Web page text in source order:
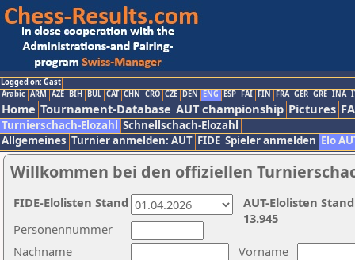
Logged on: Gast
Arabic ARM AZE BIH BUL CAT CHN CRO CZE DEN ENG ESP FAI FIN FRA GER GRE INA
Home Tournament-Database AUT championship Pictures
Turnierschach-Elozahl Schnellschach-Elozahl
Allgemeines Turnier anmelden: AUT FIDE Spieler anmelden Elo
Willkommen bei den offiziellen
Nachname
Vorname
Personennummer
AUT-Elolisten
13.945
FIDE-Elolisten Stand